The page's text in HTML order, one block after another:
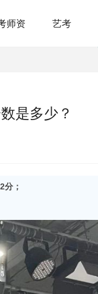
师资 艺考
是多少？
分；